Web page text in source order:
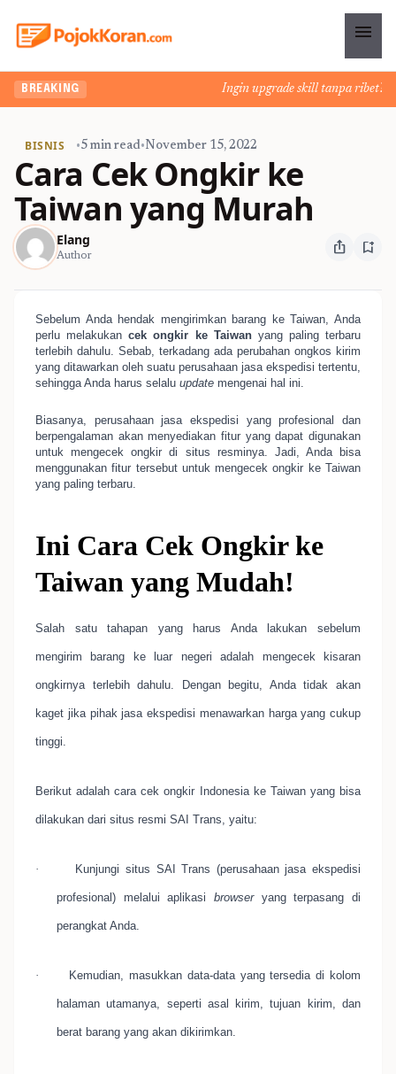
menu
BREAKING Ingin upgrade skill tanpa ribet?
BISNIS •5 min read•November 15, 2022
Cara Cek Ongkir ke
Taiwan yang Murah
Elang
Author ios_share bookmark_add
Sebelum Anda hendak mengirimkan barang ke Taiwan, Anda
perlu melakukancek ongkir ke Taiwanyang paling terbaru
terlebih dahulu. Sebab, terkadang ada perubahan ongkos kirim
yang ditawarkan oleh suatu perusahaan jasa ekspedisi tertentu,
sehingga Anda harus selalu update mengenai hal ini.
Biasanya, perusahaan jasa ekspedisi yang profesional dan
berpengalaman akan menyediakan fitur yang dapat digunakan
untuk mengecek ongkir di situs resminya. Jadi, Anda bisa
menggunakan fitur tersebut untuk mengecek ongkir ke Taiwan
yang paling terbaru.
Ini Cara Cek Ongkir ke
Taiwan yang Mudah!
Salah satu tahapan yang harus Anda lakukan sebelum
mengirim barang ke luar negeri adalah mengecek kisaran
ongkirnya terlebih dahulu. Dengan begitu, Anda tidak akan
kaget jika pihak jasa ekspedisi menawarkan harga yang cukup
tinggi.
Berikut adalah cara cek ongkir Indonesia ke Taiwan yang bisa
dilakukan dari situs resmi SAI Trans, yaitu:
· Kunjungi situs SAI Trans (perusahaan jasa ekspedisi
profesional) melalui aplikasi browser yang terpasang di
perangkat Anda.
· Kemudian, masukkan data-data yang tersedia di kolom
halaman utamanya, seperti asal kirim, tujuan kirim, dan
berat barang yang akan dikirimkan.